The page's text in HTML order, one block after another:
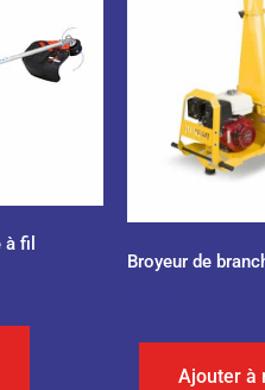
fil
Broyeur de
Ajouter à